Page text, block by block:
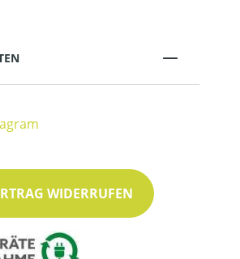
WIDERRUFEN